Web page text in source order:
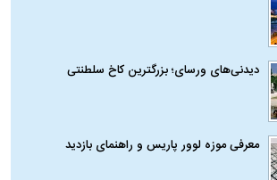
دیدنی‌های ورسای؛ بزرگترین کاخ سلطنتی
معرفی موزه لوور پاریس و راهنمای بازدید